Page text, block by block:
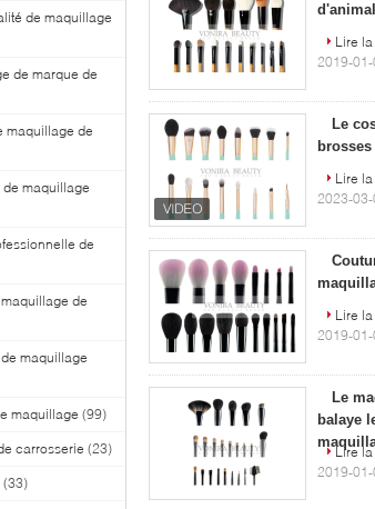
de maquillage
de marque de
maquillage de
de maquillage
de
de
maquillage
maquillage (99)
carrosserie (23)
(33)
Lire
2019-
Le
Lire
2023-
Lire
2019-
Le
balaye
Lire la
2019-